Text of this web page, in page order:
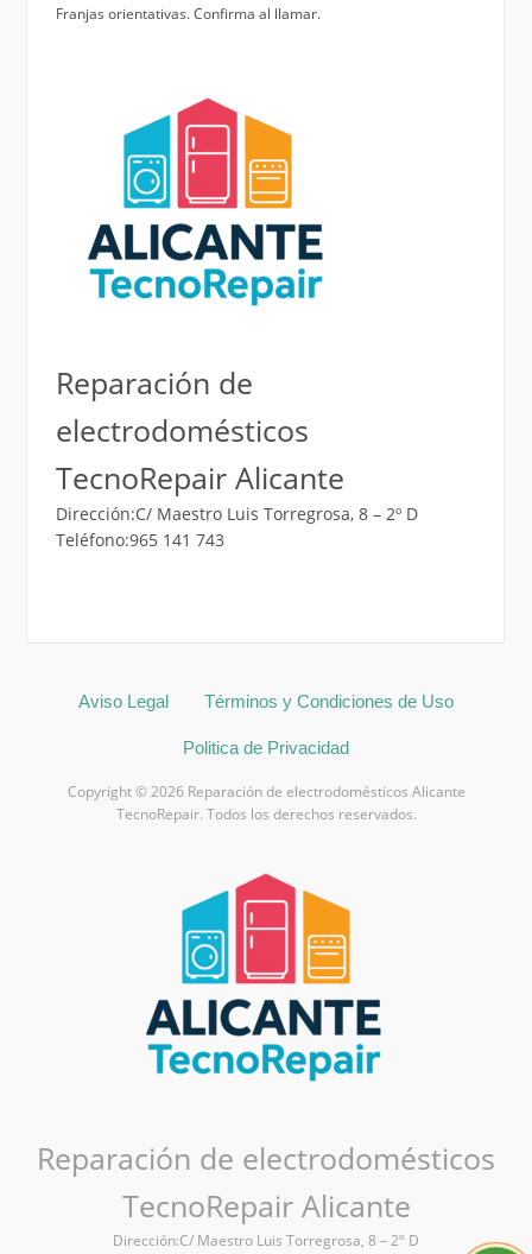
Franjas orientativas. Confirma al llamar.
Reparación de
electrodomésticos
TecnoRepair Alicante
Dirección:C/ Maestro Luis Torregrosa, 8 – 2º D
Teléfono:965 141 743
Aviso Legal Términos y Condiciones de Uso
Politica de Privacidad
Copyright © 2026 Reparación de electrodomésticos Alicante
TecnoRepair. Todos los derechos reservados.
Reparación de electrodomésticos
TecnoRepair Alicante
Dirección:C/ Maestro Luis Torregrosa, 8 – 2º D